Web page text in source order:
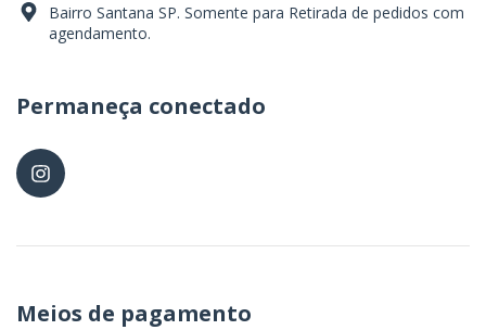
Bairro Santana SP. Somente para Retirada de pedidos com
agendamento.
Permaneça conectado
Meios de pagamento